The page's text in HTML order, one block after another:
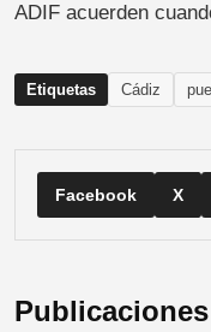
ADIF acuerden
Etiquetas Cádiz
Facebook X